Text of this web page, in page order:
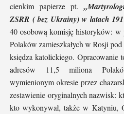
cienkim papierze pt.
ZSRR ( bez Ukrainy) w latach
40 osobową komisję historyków: w
Polaków zamieszkałych w Rosji
księdza katolickiego. Opracowanie
adresów 11,5 miliona
wymienionym okresie przez
zestawienie oryginalnych nazwisk:
kto wykonywał, także w Katyniu,